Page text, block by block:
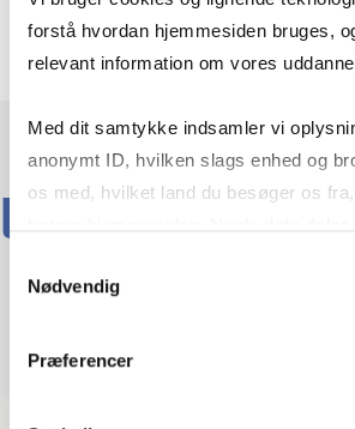
forstå hvordan hjemmesiden bruges,
relevant information om vores
Med dit samtykke indsamler vi
anonymt ID, hvilken slags enhed og
os med, hvilket land du besøger os
markedsføring. Du bestemmer selv -
Nødvendig
Præferencer
Tilmeldingen er allerede åben, og
eftersendes, når de er fastlagt.
UNDERVISERE